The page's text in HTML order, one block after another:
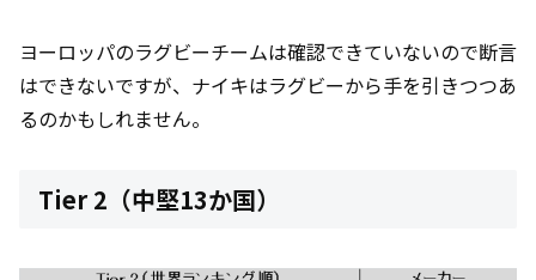
ヨーロッパのラグビーチームは確認できていないので断言
はできないですが、ナイキはラグビーから手を引きつつあ
るのかもしれません。
Tier 2（中堅13か国）